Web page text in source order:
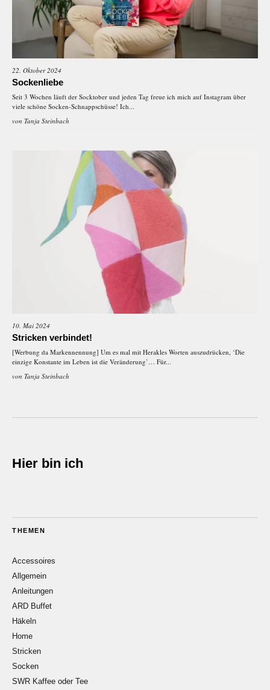
22. Oktober 2024
Sockenliebe
Seit 3 Wochen läuft der Socktober und jeden Tag freue ich mich auf Instagram über
viele schöne Socken-Schnappschüsse! Ich...
von Tanja Steinbach
10. Mai 2024
Stricken verbindet!
[Werbung da Markennennung] Um es mal mit Herakles Worten auszudrücken, ‘Die
einzige Konstante im Leben ist die Veränderung’… Für...
von Tanja Steinbach
Hier bin ich
THEMEN
Accessoires
Allgemein
Anleitungen
ARD Buffet
Häkeln
Home
Stricken
Socken
SWR Kaffee oder Tee